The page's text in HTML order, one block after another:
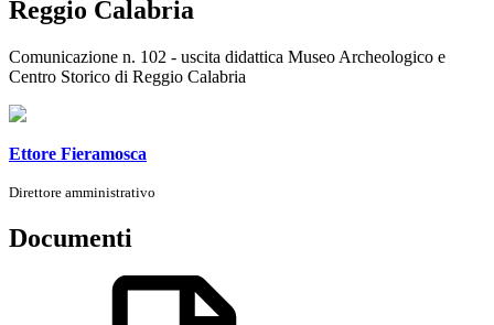
Reggio Calabria
Comunicazione n. 102 - uscita didattica Museo Archeologico e
Centro Storico di Reggio Calabria
Ettore Fieramosca
Direttore amministrativo
Documenti